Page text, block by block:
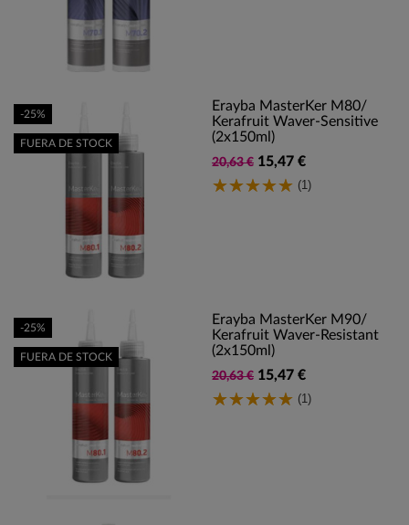
Erayba MasterKer M80/
Kerafruit Waver-Sensitive
(2x150ml)
20,63 € 15,47 €
(1)
-25%
FUERA DE STOCK
Erayba MasterKer M90/
Kerafruit Waver-Resistant
(2x150ml)
20,63 € 15,47 €
(1)
-25%
FUERA DE STOCK